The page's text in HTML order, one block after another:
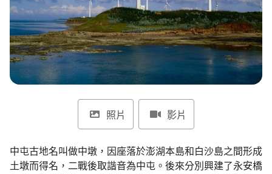
日本語 Tiếng Việt
ไทย Bahasa indonesia
照片 影片
中屯古地名叫做中墩，因座落於澎湖本島和白沙島之間形成
土墩而得名，二戰後取諧音為中屯。後來分別興建了永安橋